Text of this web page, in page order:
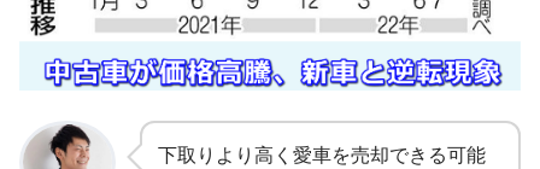
下取りより高く愛車を売却できる可能